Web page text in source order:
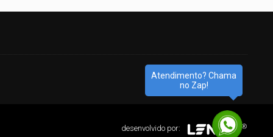
desenvolvido por:
Atendimento? Chama
no Zap!